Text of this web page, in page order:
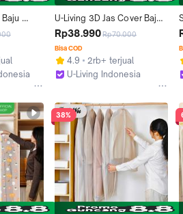
Baju
Anti
U-Living 3D Jas Cover Baju
Gantungan Zip Anti Air Anti
Debu Pelindung Pakaian
Rp38.990Rp70.000
Bisa COD
4.9
2rb+ terjual
U-Living Indonesia
38%